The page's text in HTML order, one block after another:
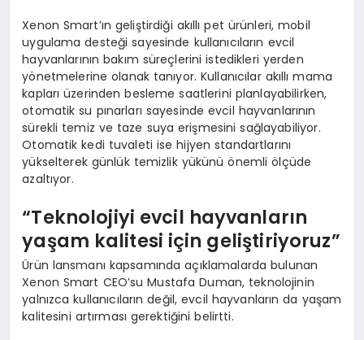
Xenon Smart’ın geliştirdiği akıllı pet ürünleri, mobil
uygulama desteği sayesinde kullanıcıların evcil
hayvanlarının bakım süreçlerini istedikleri yerden
yönetmelerine olanak tanıyor. Kullanıcılar akıllı mama
kapları üzerinden besleme saatlerini planlayabilirken,
otomatik su pınarları sayesinde evcil hayvanlarının
sürekli temiz ve taze suya erişmesini sağlayabiliyor.
Otomatik kedi tuvaleti ise hijyen standartlarını
yükselterek günlük temizlik yükünü önemli ölçüde
azaltıyor.
“Teknolojiyi evcil hayvanların
yaşam kalitesi için geliştiriyoruz”
Ürün lansmanı kapsamında açıklamalarda bulunan
Xenon Smart CEO’su Mustafa Duman, teknolojinin
yalnızca kullanıcıların değil, evcil hayvanların da yaşam
kalitesini artırması gerektiğini belirtti.